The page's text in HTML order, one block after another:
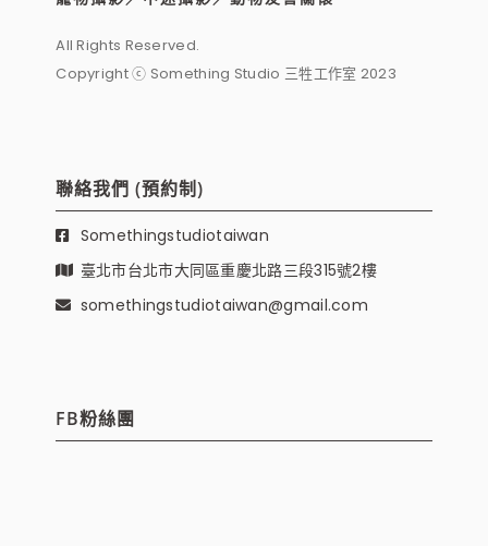
All Rights Reserved.
Copyright ⓒ Something Studio 三牲工作室 2023
聯絡我們 (預約制)
Somethingstudiotaiwan
臺北市台北市大同區重慶北路三段315號2樓
somethingstudiotaiwan@gmail.com
FB粉絲團